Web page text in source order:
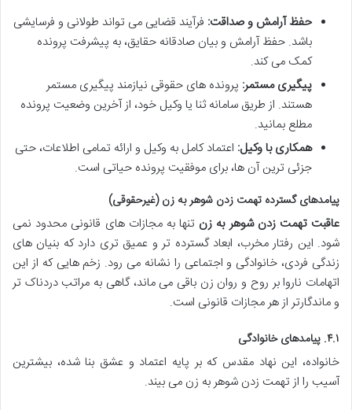
حفظ آرامش و صداقت: فرآیند قضایی می تواند طولانی و فرسایشی
باشد. حفظ آرامش و بیان صادقانه حقایق، به پیشرفت پرونده
کمک می کند.
پیگیری مستمر: پرونده های حقوقی نیازمند پیگیری مستمر
هستند. از طریق سامانه ثنا یا وکیل خود، از آخرین وضعیت پرونده
مطلع بمانید.
همکاری با وکیل: اعتماد کامل به وکیل و ارائه تمامی اطلاعات، حتی
جزئی ترین آن ها، برای موفقیت پرونده حیاتی است.
پیامدهای گسترده تهمت زدن شوهر به زن (غیرحقوقی)
عاقبت تهمت زدن شوهر به زن تنها به مجازات های قانونی محدود نمی
شود. این رفتار مخرب، ابعاد گسترده تر و عمیق تری دارد که بنیان های
زندگی فردی، خانوادگی و اجتماعی را نشانه می رود. زخم هایی که از این
اتهامات ناروا بر روح و روان زن باقی می ماند، گاهی به مراتب دردناک تر
و ماندگارتر از هر مجازات قانونی است.
۴.۱. پیامدهای خانوادگی
خانواده، این نهاد مقدس که بر پایه اعتماد و عشق بنا شده، بیشترین
آسیب را از تهمت زدن شوهر به زن می بیند.